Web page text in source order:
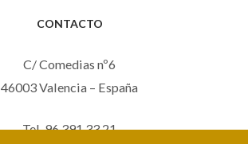
CONTACTO
C/ Comedias nº6
46003 Valencia – España
Tel. 96 391 33 21